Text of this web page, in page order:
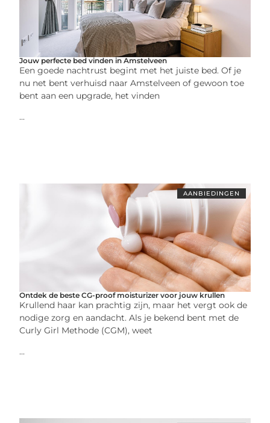
Jouw perfecte bed vinden in Amstelveen
Een goede nachtrust begint met het juiste bed. Of je
nu net bent verhuisd naar Amstelveen of gewoon toe
bent aan een upgrade, het vinden
...
AANBIEDINGEN
Ontdek de beste CG-proof moisturizer voor jouw krullen
Krullend haar kan prachtig zijn, maar het vergt ook de
nodige zorg en aandacht. Als je bekend bent met de
Curly Girl Methode (CGM), weet
...